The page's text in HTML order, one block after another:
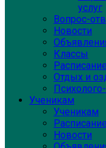
услуг
Вопрос-
Новости
Классы
Расписание
Отдых и
Ученикам
Ученикам
Расписание
Новости